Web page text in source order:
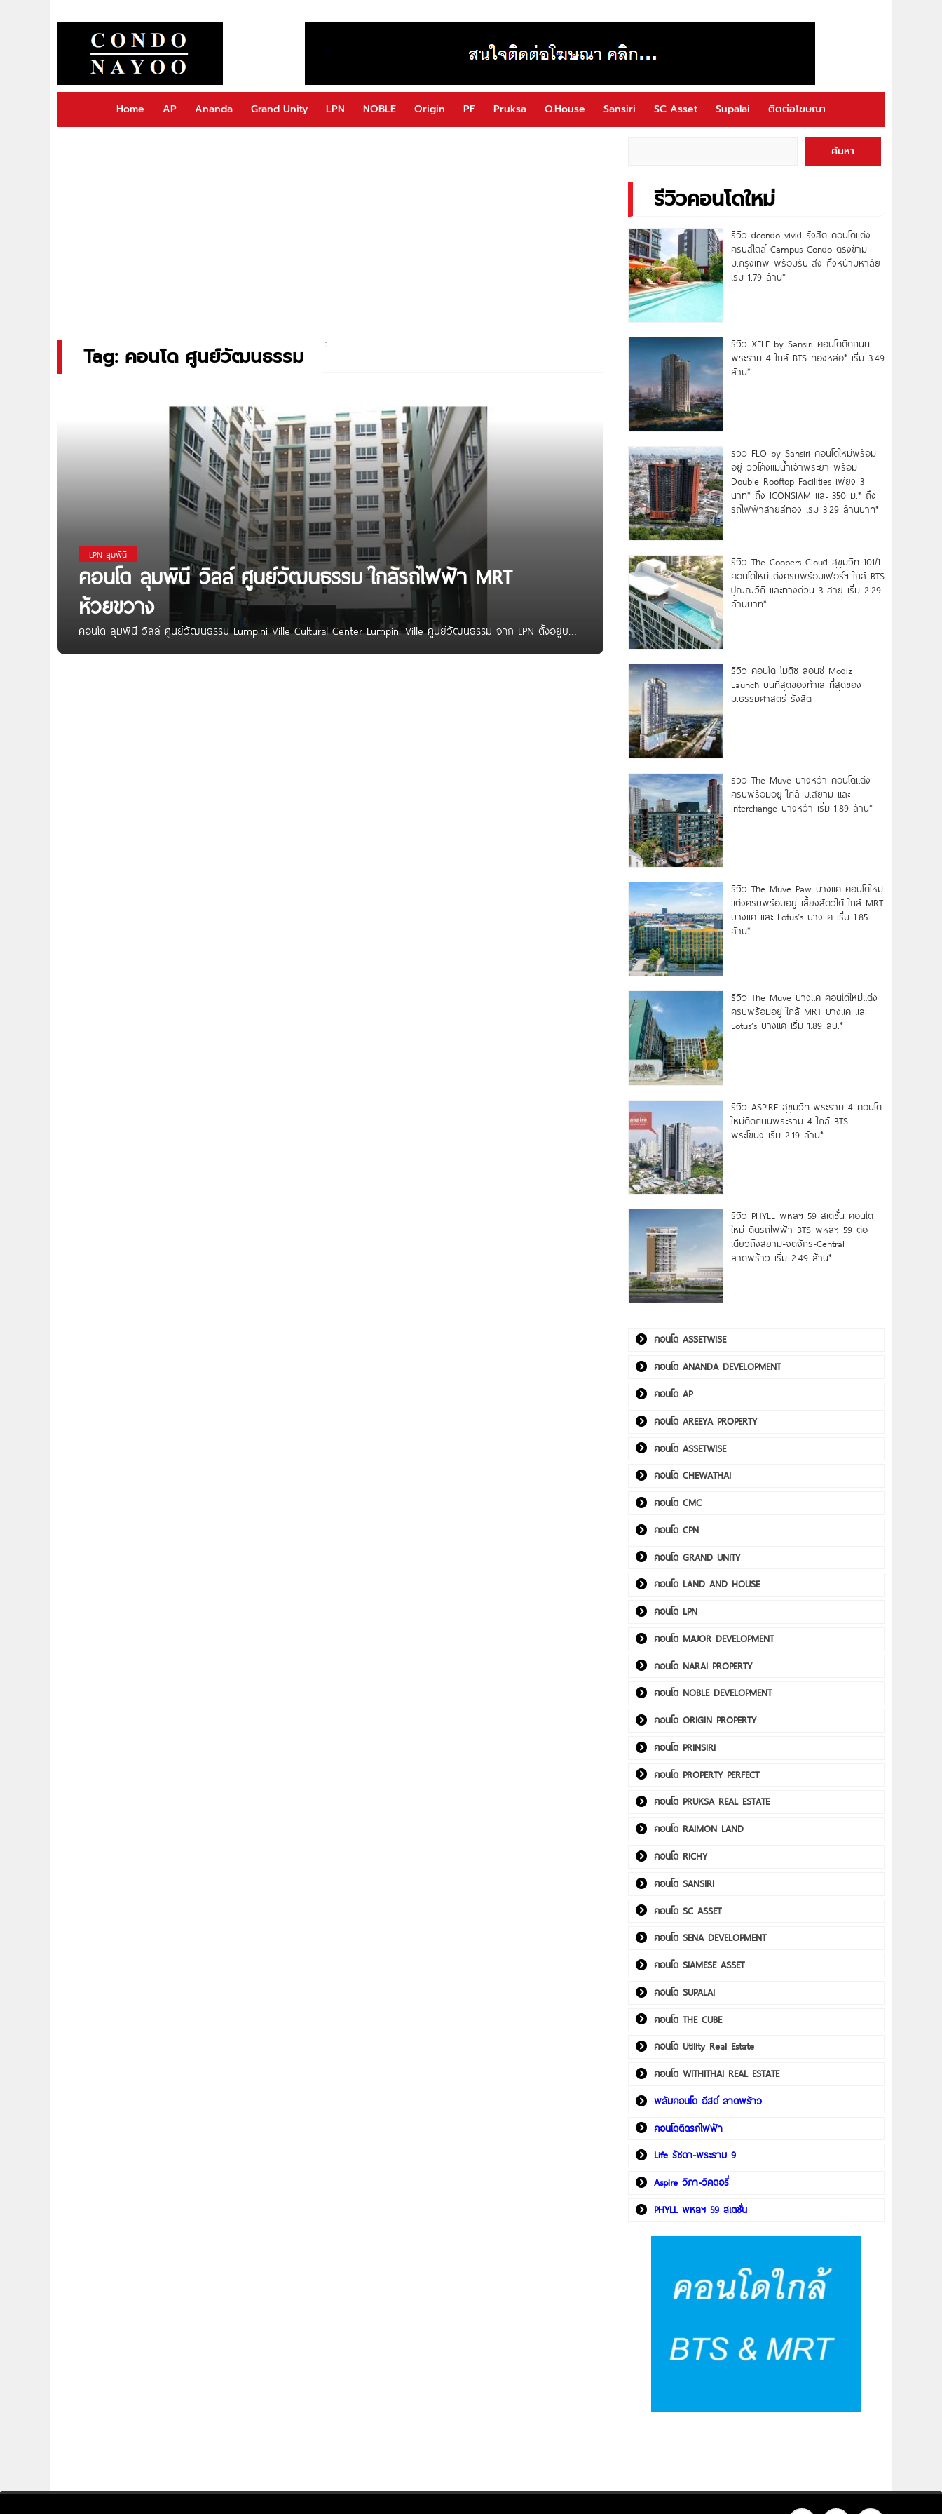
Home AP Ananda Grand Unity LPN NOBLE Origin PF Pruksa Q.House Sansiri SC Asset Supalai ติดต่อโฆษณา
Tag: คอนโด ศูนย์วัฒนธรรม
LPN ลุมพินี
คอนโด ลุมพินี วิลล์ ศูนย์วัฒนธรรม ใกล้รถไฟฟ้า MRT
ห้วยขวาง
คอนโด ลุมพินี วิลล์ ศูนย์วัฒนธรรม Lumpini Ville Cultural Center Lumpini Ville ศูนย์วัฒนธรรม จาก LPN ตั้งอยู่บน
ค้นหา
รีวิวคอนโดใหม่
รีวิว dcondo vivid รังสิต คอนโดแต่ง
ครบสไตล์ Campus Condo ตรงข้าม
ม.กรุงเทพ พร้อมรับ-ส่ง ถึงหน้ามหาลัย
เริ่ม 1.79 ล้าน*
รีวิว XELF by Sansiri คอนโดติดถนน
พระราม 4 ใกล้ BTS ทองหล่อ* เริ่ม 3.49
ล้าน*
รีวิว FLO by Sansiri คอนโดใหม่พร้อม
อยู่ วิวโค้งแม่น้ำเจ้าพระยา พร้อม
Double Rooftop Facilities เพียง 3
นาที* ถึง ICONSIAM และ 350 ม.* ถึง
รถไฟฟ้าสายสีทอง เริ่ม 3.29 ล้านบาท*
รีวิว The Coopers Cloud สุขุมวิท 101/1
คอนโดใหม่แต่งครบพร้อมเฟอร์ฯ ใกล้ BTS
ปุณณวิถี และทางด่วน 3 สาย เริ่ม 2.29
ล้านบาท*
รีวิว คอนโด โมดิซ ลอนซ์ Modiz
Launch บนที่สุดของทำเล ที่สุดของ
ม.ธรรมศาสตร์ รังสิต
รีวิว The Muve บางหว้า คอนโดแต่ง
ครบพร้อมอยู่ ใกล้ ม.สยาม และ
Interchange บางหว้า เริ่ม 1.89 ล้าน*
รีวิว The Muve Paw บางแค คอนโดใหม่
แต่งครบพร้อมอยู่ เลี้ยงสัตว์ได้ ใกล้ MRT
บางแค และ Lotus’s บางแค เริ่ม 1.85
ล้าน*
รีวิว The Muve บางแค คอนโดใหม่แต่ง
ครบพร้อมอยู่ ใกล้ MRT บางแค และ
Lotus’s บางแค เริ่ม 1.89 ลบ.*
รีวิว ASPIRE สุขุมวิท-พระราม 4 คอนโด
ใหม่ติดถนนพระราม 4 ใกล้ BTS
พระโขนง เริ่ม 2.19 ล้าน*
รีวิว PHYLL พหลฯ 59 สเตชั่น คอนโด
ใหม่ ติดรถไฟฟ้า BTS พหลฯ 59 ต่อ
เดียวถึงสยาม-จตุจักร-Central
ลาดพร้าว เริ่ม 2.49 ล้าน*
คอนโด ASSETWISE
คอนโด ANANDA DEVELOPMENT
คอนโด AP
คอนโด AREEYA PROPERTY
คอนโด ASSETWISE
คอนโด CHEWATHAI
คอนโด CMC
คอนโด CPN
คอนโด GRAND UNITY
คอนโด LAND AND HOUSE
คอนโด LPN
คอนโด MAJOR DEVELOPMENT
คอนโด NARAI PROPERTY
คอนโด NOBLE DEVELOPMENT
คอนโด ORIGIN PROPERTY
คอนโด PRINSIRI
คอนโด PROPERTY PERFECT
คอนโด PRUKSA REAL ESTATE
คอนโด RAIMON LAND
คอนโด RICHY
คอนโด SANSIRI
คอนโด SC ASSET
คอนโด SENA DEVELOPMENT
คอนโด SIAMESE ASSET
คอนโด SUPALAI
คอนโด THE CUBE
คอนโด Utility Real Estate
คอนโด WITHITHAI REAL ESTATE
พลัมคอนโด อีสต์ ลาดพร้าว
คอนโดติดรถไฟฟ้า
Life รัชดา-พระราม 9
Aspire วิภา-วิคตอรี่
PHYLL พหลฯ 59 สเตชั่น